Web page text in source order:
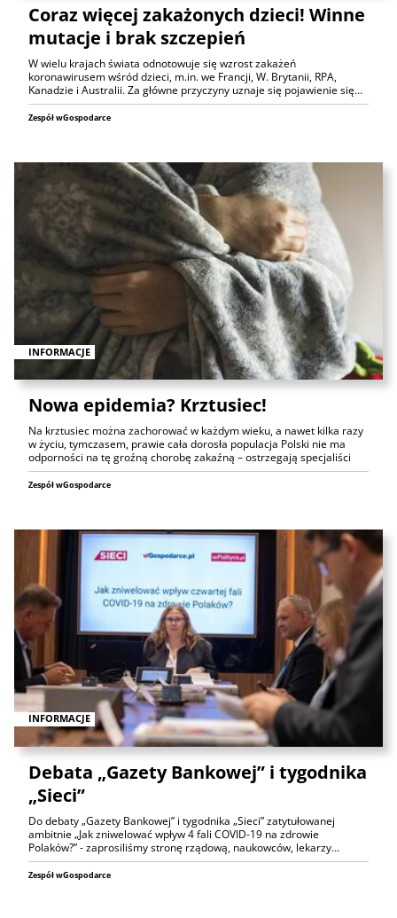
Coraz więcej zakażonych dzieci! Winne
mutacje i brak szczepień
W wielu krajach świata odnotowuje się wzrost zakażeń
koronawirusem wśród dzieci, m.in. we Francji, W. Brytanii, RPA,
Kanadzie i Australii. Za główne przyczyny uznaje się pojawienie się…
Zespół wGospodarce
INFORMACJE
Nowa epidemia? Krztusiec!
Na krztusiec można zachorować w każdym wieku, a nawet kilka razy
w życiu, tymczasem, prawie cała dorosła populacja Polski nie ma
odporności na tę groźną chorobę zakaźną – ostrzegają specjaliści
Zespół wGospodarce
INFORMACJE
Debata „Gazety Bankowej” i tygodnika
„Sieci”
Do debaty „Gazety Bankowej” i tygodnika „Sieci” zatytułowanej
ambitnie „Jak zniwelować wpływ 4 fali COVID-19 na zdrowie
Polaków?” - zaprosiliśmy stronę rządową, naukowców, lekarzy…
Zespół wGospodarce